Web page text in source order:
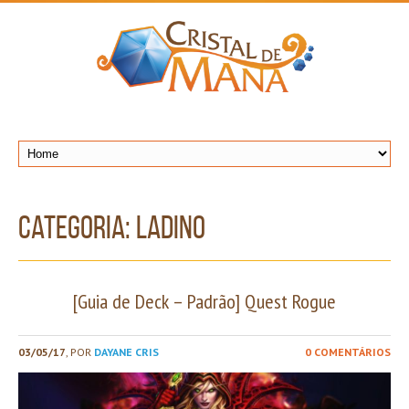
Categoria: Ladino
[Guia de Deck – Padrão] Quest Rogue
03/05/17, POR DAYANE CRIS 0 COMENTÁRIOS